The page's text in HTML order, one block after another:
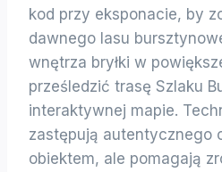
kod przy eksponacie, by
dawnego lasu
wnętrza bryłki w
prześledzić trasę Szlaku
interaktywnej mapie.
zastępują autentycznego
obiektem, ale pomagają